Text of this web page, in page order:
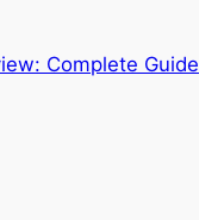
Complete Guide